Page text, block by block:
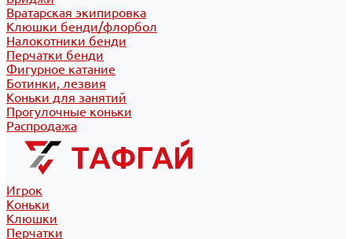
Вратарская экипировка
Клюшки бенди/флорбол
Налокотники бенди
Перчатки бенди
Фигурное катание
Ботинки, лезвия
Коньки для занятий
Прогулочные коньки
Распродажа
Игрок
Коньки
Клюшки
Перчатки